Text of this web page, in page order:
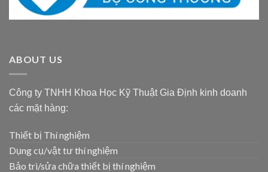
ABOUT US
Công ty TNHH Khoa Học Kỹ Thuật Gia Định kinh doanh
các mặt hàng:
Thiết bị Thí nghiệm
Dụng cụ/vật tư thí nghiệm
Bảo trì/sửa chữa thiết bị thí nghiệm